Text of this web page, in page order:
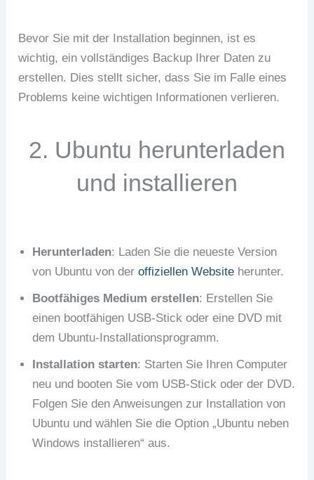
Bevor Sie mit der Installation beginnen, ist es
wichtig, ein vollständiges Backup Ihrer Daten zu
erstellen. Dies stellt sicher, dass Sie im Falle eines
Problems keine wichtigen Informationen verlieren.
2. Ubuntu herunterladen
und installieren
Herunterladen: Laden Sie die neueste Version
von Ubuntu von deroffiziellen Website herunter.
Bootfähiges Medium erstellen: Erstellen Sie
einen bootfähigen USB-Stick oder eine DVD mit
dem Ubuntu-Installationsprogramm.
Installation starten: Starten Sie Ihren Computer
neu und booten Sie vom USB-Stick oder der DVD.
Folgen Sie den Anweisungen zur Installation von
Ubuntu und wählen Sie die Option „Ubuntu neben
Windows installieren“ aus.